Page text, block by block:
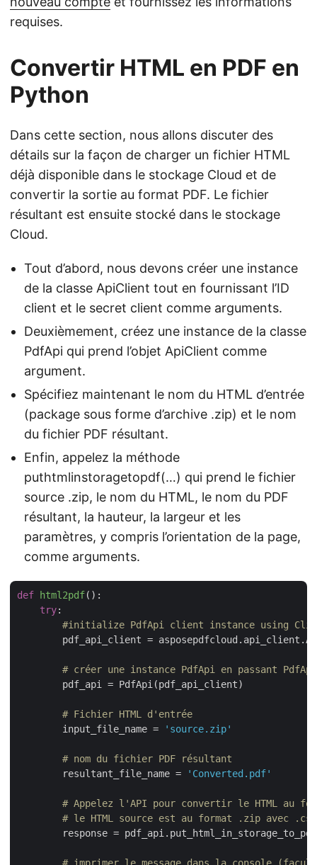
requises.
Convertir HTML en PDF en
Python
Dans cette section, nous allons discuter des
détails sur la façon de charger un fichier HTML
déjà disponible dans le stockage Cloud et de
convertir la sortie au format PDF. Le fichier
résultant est ensuite stocké dans le stockage
Cloud.
Tout d’abord, nous devons créer une instance
de la classe ApiClient tout en fournissant l’ID
client et le secret client comme arguments.
Deuxièmement, créez une instance de la classe
PdfApi qui prend l’objet ApiClient comme
argument.
Spécifiez maintenant le nom du HTML d’entrée
(package sous forme d’archive .zip) et le nom
du fichier PDF résultant.
Enfin, appelez la méthode
puthtmlinstoragetopdf(…) qui prend le fichier
source .zip, le nom du HTML, le nom du PDF
résultant, la hauteur, la largeur et les
paramètres, y compris l’orientation de la page,
comme arguments.
def html2pdf():
try:
#initialize PdfApi client instance using
pdf_api_client =
# créer une instance PdfApi en passant
        pdf_api = PdfApi(pdf_api_client)
# Fichier HTML d'entrée
        input_file_name =
'source.zip'
# nom du fichier PDF résultant
        resultant_file_name =
'Converted.pdf'
# Appelez l'API pour convertir le HTML au
# le HTML source est au format .zip avec
response =